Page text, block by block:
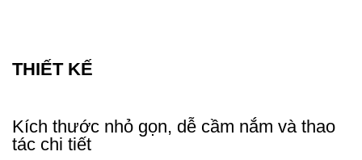
THIẾT KẾ
Kích thước nhỏ gọn, dễ cầm nắm và thao
tác chi tiết